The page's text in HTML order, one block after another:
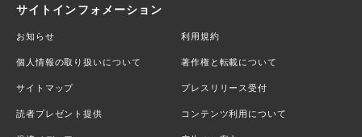
サイトインフォメーション
お知らせ 利用規約
個人情報の取り扱いについて 著作権と転載について
サイトマップ プレスリリース受付
読者プレゼント提供 コンテンツ利用について